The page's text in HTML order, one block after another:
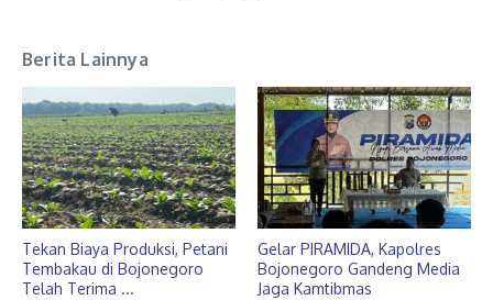
Berita Lainnya
Tekan Biaya Produksi, Petani
Tembakau di Bojonegoro
Telah Terima ...
Gelar PIRAMIDA, Kapolres
Bojonegoro Gandeng Media
Jaga Kamtibmas